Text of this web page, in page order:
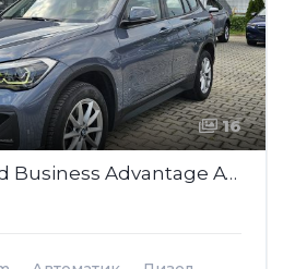
16
BMW X1 sDrive20d Business Advantage AT (SAJ020 )